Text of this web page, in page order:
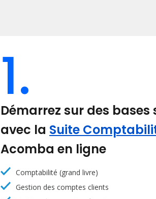
1.
Démarrez sur des bases
avec la Suite
Acomba en ligne
Comptabilité (grand livre)
Gestion des comptes clients